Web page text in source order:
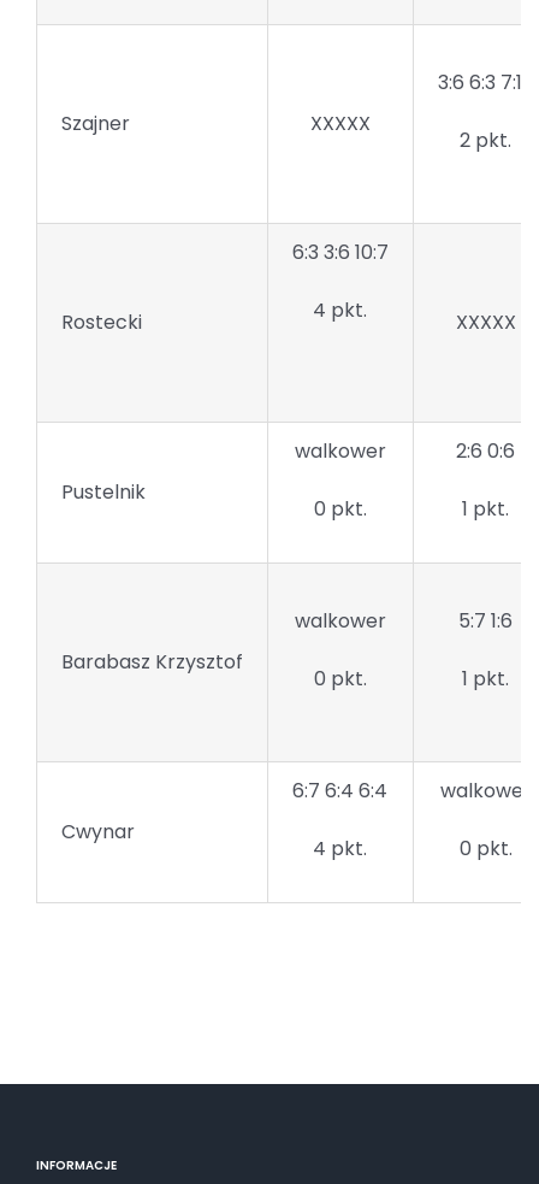
Szajner XXXXX
3:6 6:3 7:10
2 pkt.
Rostecki
6:3 3:6 10:7
4 pkt. XXXXX
Pustelnik
walkower
0 pkt.
2:6 0:6
1 pkt.
Barabasz Krzysztof
walkower
0 pkt.
5:7 1:6
1 pkt.
Cwynar
6:7 6:4 6:4
4 pkt.
walkower
0 pkt.
INFORMACJE